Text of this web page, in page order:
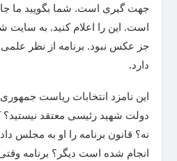
جهت گیری است. شما بگویید ما
است. این را اعلام کنید. به سایت
جز عکس نبود. برنامه از نظر
دارد.
این نامزد انتخابات ریاست
دولت شهید رئیسی معتقد نیستید؟
نه؟ قانون برنامه را او به مجلس
انجام شده است دیگر؟ برنامه